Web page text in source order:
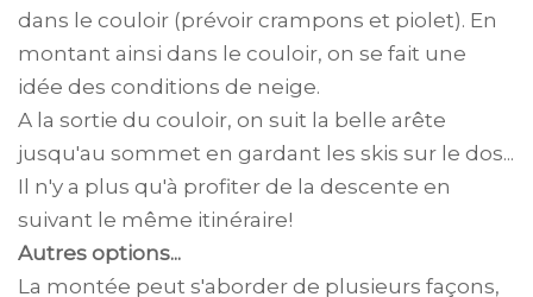
dans le couloir (prévoir crampons et piolet). En
montant ainsi dans le couloir, on se fait une
idée des conditions de neige.
A la sortie du couloir, on suit la belle arête
jusqu'au sommet en gardant les skis sur le dos...
Il n'y a plus qu'à profiter de la descente en
suivant le même itinéraire!
Autres options...
La montée peut s'aborder de plusieurs façons,